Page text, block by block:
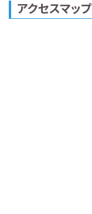
アクセスマップ